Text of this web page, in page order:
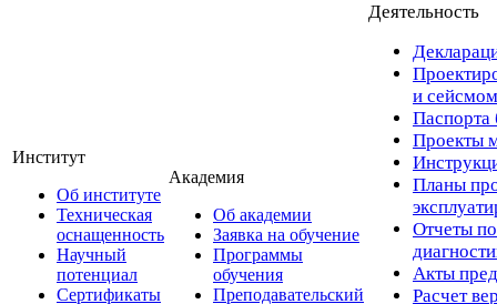
Институт
Об институте
Техническая
оснащенность
Научный
потенциал
Сертификаты
Академия
Об академии
Заявка на обучение
Программы
обучения
Преподавательский
Деятельность
и
Паспорта
Проекты
Планы
Отчеты по
Акты
Расчет